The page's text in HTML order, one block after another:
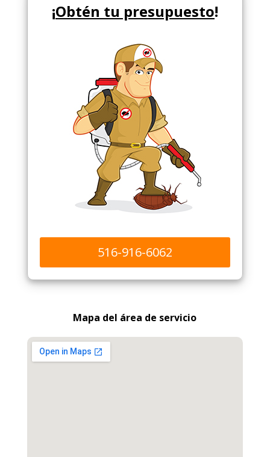
¡Obtén tu presupuesto!
516-916-6062
Mapa del área de servicio